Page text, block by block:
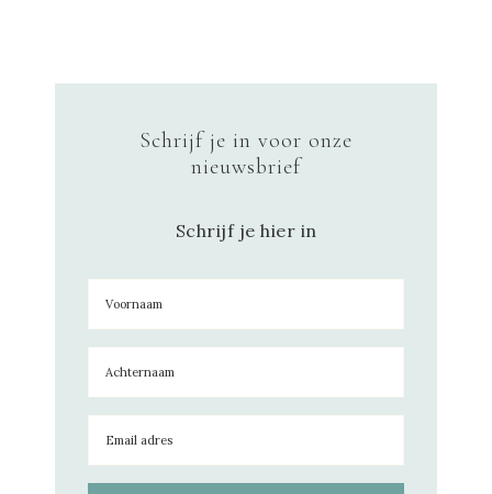
Schrijf je in voor onze
nieuwsbrief
Schrijf je hier in